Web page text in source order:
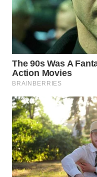
WN
DEPOK
WN
TAPANULI
UTARA
WN
SAMOSIR
WN
PADANG
LAWAS